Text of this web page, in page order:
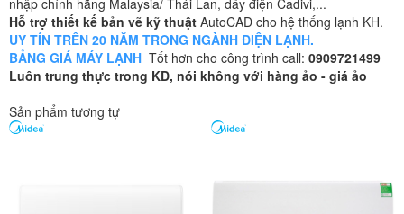
Hỗ trợ thiết kế bản vẽ kỹ thuật AutoCAD cho hệ thống lạnh KH.
UY TÍN TRÊN 20 NĂM TRONG NGÀNH ĐIỆN LẠNH.
BẢNG GIÁ MÁY LẠNH Tốt hơn cho công trình call: 0909721499
Luôn trung thực trong KD, nói không với hàng ảo - giá ảo
Sản phẩm tương tự